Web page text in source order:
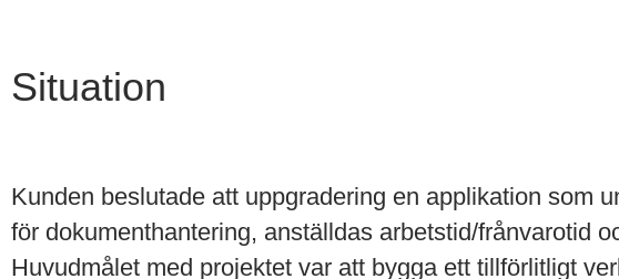
Situation
Kunden beslutade att uppgradering en applikation som
för dokumenthantering, anställdas arbetstid/frånvarotid
Huvudmålet med projektet var att bygga ett tillförlitligt